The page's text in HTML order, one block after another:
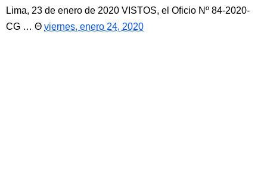
Lima, 23 de enero de 2020 VISTOS, el Oficio Nº 84-2020-
CG …
viernes, enero 24, 2020